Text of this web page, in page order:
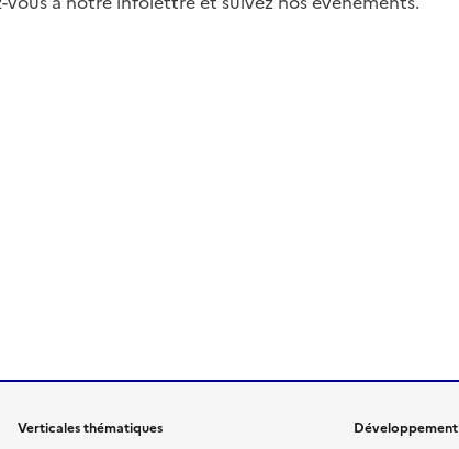
Verticales thématiques
Développement